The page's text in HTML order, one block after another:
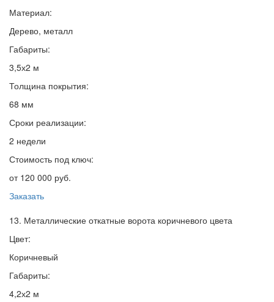
Материал:
Дерево, металл
Габариты:
3,5х2 м
Толщина покрытия:
68 мм
Сроки реализации:
2 недели
Стоимость под ключ:
от 120 000 руб.
Заказать
13. Металлические откатные ворота коричневого цвета
Цвет:
Коричневый
Габариты:
4,2х2 м